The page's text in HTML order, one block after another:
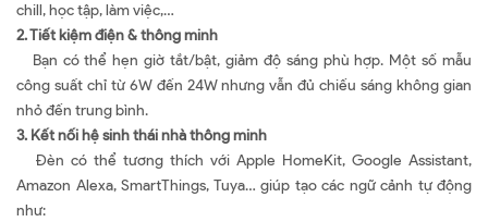
chill, học tập, làm việc,…
2. Tiết kiệm điện & thông minh
Bạn có thể hẹn giờ tắt/bật, giảm độ sáng phù hợp. Một số mẫu
công suất chỉ từ 6W đến 24W nhưng vẫn đủ chiếu sáng không gian
nhỏ đến trung bình.
3. Kết nối hệ sinh thái nhà thông minh
Đèn có thể tương thích với Apple HomeKit, Google Assistant,
Amazon Alexa, SmartThings, Tuya… giúp tạo các ngữ cảnh tự động
như: